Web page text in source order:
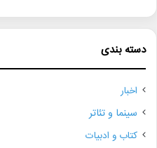
دسته بندی
اخبار
سینما و تئاتر
کتاب و ادبیات